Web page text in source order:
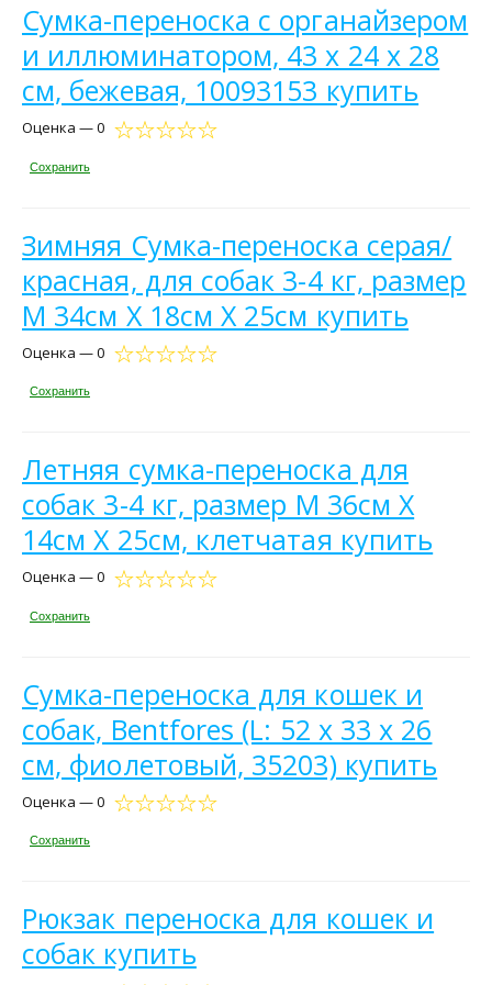
Сумка-переноска с органайзером
и иллюминатором, 43 х 24 х 28
см, бежевая, 10093153 купить
Оценка — 0
Сохранить
Зимняя Сумка-переноска серая/
красная, для собак 3-4 кг, размер
М 34см Х 18см Х 25см купить
Оценка — 0
Сохранить
Летняя сумка-переноска для
собак 3-4 кг, размер М 36см Х
14см Х 25см, клетчатая купить
Оценка — 0
Сохранить
Сумка-переноска для кошек и
собак, Bentfores (L: 52 х 33 х 26
см, фиолетовый, 35203) купить
Оценка — 0
Сохранить
Рюкзак переноска для кошек и
собак купить